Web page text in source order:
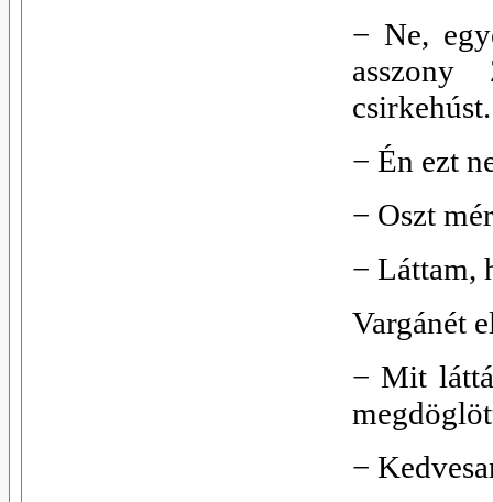
− Ne,
asszony
csirkehúst.
− Én ezt
− Oszt
− Láttam,
Vargánét
−Mit
−